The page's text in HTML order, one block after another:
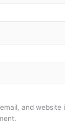
and website